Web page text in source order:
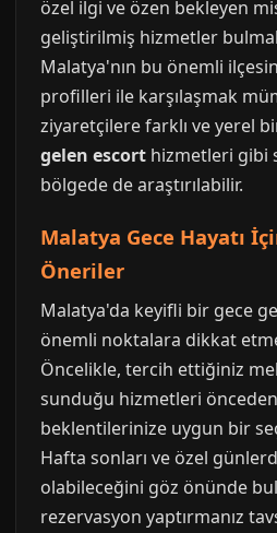
özel ilgi ve özen bekleyen
geliştirilmiş hizmetler
Malatya'nın bu önemli
profilleri ile karşılaşmak
ziyaretçilere farklı ve yerel
gelen escort hizmetleri gibi
bölgede de araştırılabilir.
Malatya Gece Hayatı
Öneriler
Malatya'da keyifli bir gece
önemli noktalara dikkat
Öncelikle, tercih ettiğiniz
sunduğu hizmetleri
beklentilerinize uygun bir
Hafta sonları ve özel
olabileceğini göz önünde
rezervasyon yaptırmanız